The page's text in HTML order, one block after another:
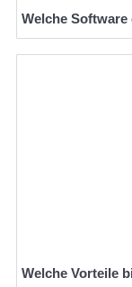
Welche
Welche Vorteile